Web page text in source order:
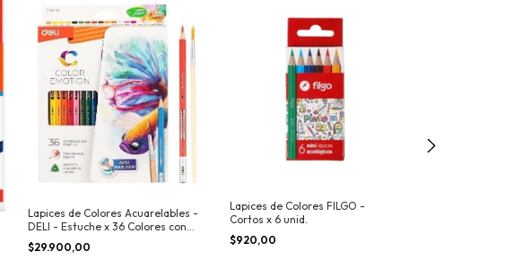
Lapices de Colores Acuarelables -
DELI - Estuche x 36 Colores con
Pincel
$29.900,00
Lapices de Colores FILGO -
Cortos x 6 unid.
$920,00